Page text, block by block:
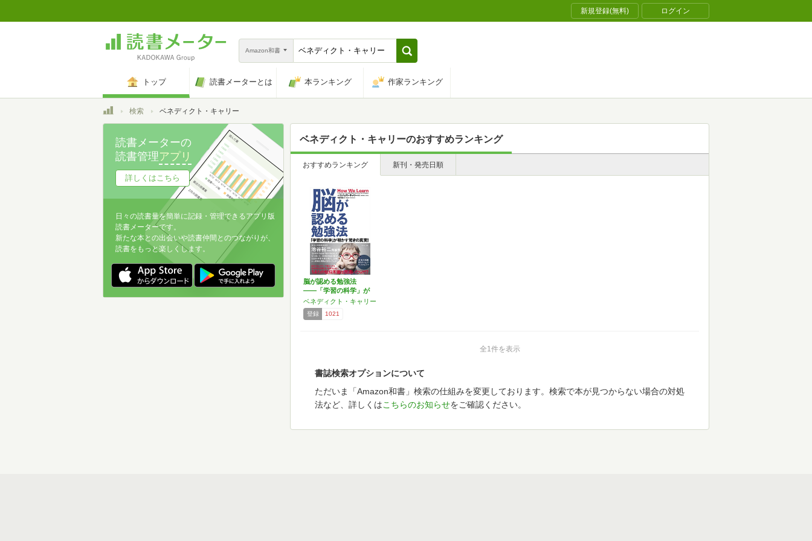
新規登録(無料) ログイン
Amazon和書
トップ 読書メーターとは 本ランキング 作家ランキング
トップ検索 ベネディクト・キャリー
ベネディクト・キャリーのおすすめランキング
おすすめランキング 新刊・発売日順
脳が認める勉強法
――「学習の科学」が
明かす驚…
ベネディクト・キャリー
登録 1021
全1件を表示
書誌検索オプションについて
ただいま「Amazon和書」検索の仕組みを変更しております。検索で本が見つからない場合の対処
法など、詳しくはこちらのお知らせをご確認ください。
読書メーターの
読書管理アプリ
詳しくはこちら
日々の読書量を簡単に記録・管理できるアプリ版
読書メーターです。
新たな本との出会いや読書仲間とのつながりが、
読書をもっと楽しくします。